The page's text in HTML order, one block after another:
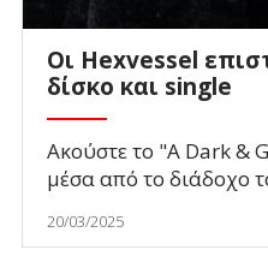
Οι Hexvessel
δίσκο και single
Ακούστε το "A Dark &
μέσα από το διάδοχο
20/03/2025